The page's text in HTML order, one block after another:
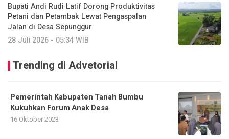
Bupati Andi Rudi Latif Dorong Produktivitas
Petani dan Petambak Lewat Pengaspalan
Jalan di Desa Sepunggur
28 Juli 2026 - 05:34 WIB
Trending di Advetorial
Pemerintah Kabupaten Tanah Bumbu
Kukuhkan Forum Anak Desa
16 Oktober 2023